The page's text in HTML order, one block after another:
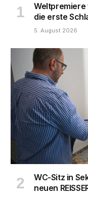
Weltpremiere
die erste
5. August 2026
WC-Sitz in
neuen